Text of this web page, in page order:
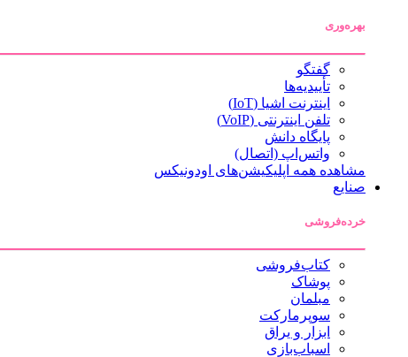
بهره‌وری
گفتگو
تأییدیه‌ها
اینترنت اشیا (IoT)
تلفن اینترنتی (VoIP)
پایگاه دانش
واتس‌اپ (اتصال)
مشاهده همه اپلیکیشن‌های اودونیکس
صنایع
خرده‌فروشی
کتاب‌فروشی
پوشاک
مبلمان
سوپرمارکت
ابزار و یراق
اسباب‌بازی